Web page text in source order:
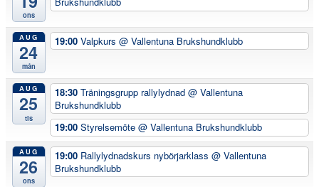
ons
AUG
24
mån
19:00 Valpkurs @ Vallentuna Brukshundklubb
AUG
25
tis
18:30 Träningsgrupp rallylydnad @ Vallentuna
Brukshundklubb
19:00 Styrelsemöte @ Vallentuna Brukshundklubb
AUG
26
ons
19:00 Rallylydnadskurs nybörjarklass @ Vallentuna
Brukshundklubb